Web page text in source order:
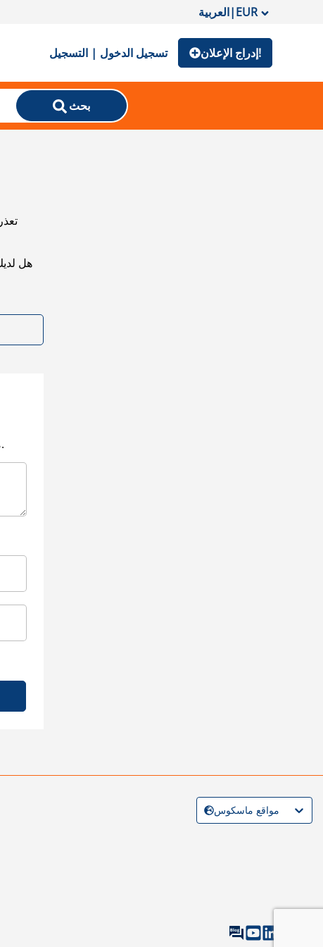
العربية|EUR
تسجيل الدخول | التسجيل إدراج الإعلان!
بحث
هل
ماسكوس. نقرأ آراءك، ونرد عليها، بناء على طلبكم في أسرع وقت ممكن.
مواقع ماسكوس